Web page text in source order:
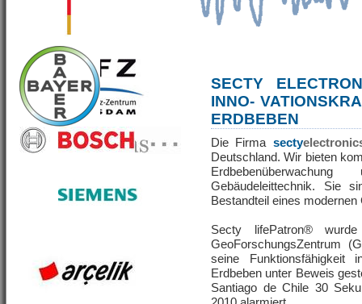
SECTY
INNO-
ERDBEBEN
Die Firma secty
Deutschland. Wir bieten
Gebäudeleittechnik. Sie
Bestandteil eines
Secty lifePatron®
GeoForschungsZentrum
seine Funktionsfähigkeit
Erdbeben unter Beweis
Santiago de Chile 30